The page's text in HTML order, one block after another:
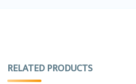
RELATED PRODUCTS